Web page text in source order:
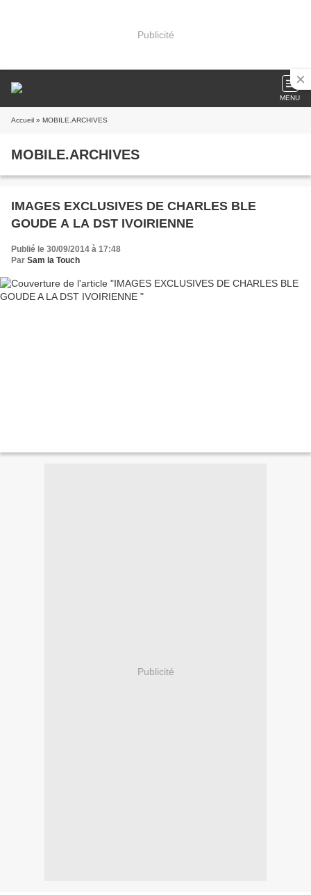
Publicité
MENU
Accueil » MOBILE.ARCHIVES
MOBILE.ARCHIVES
IMAGES EXCLUSIVES DE CHARLES BLE
GOUDE A LA DST IVOIRIENNE
Publié le 30/09/2014 à 17:48
Par Sam la Touch
Publicité